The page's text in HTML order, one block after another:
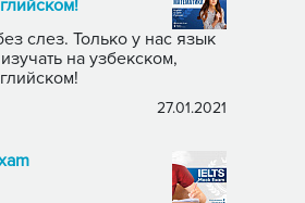
слез. Только у нас язык
на узбекском,
27.01.2021